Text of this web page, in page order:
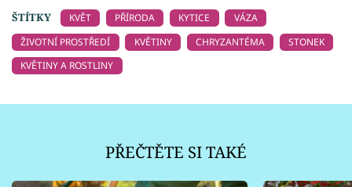
ŠTÍTKY
KVĚT PŘÍRODA KYTICE
VÁZA
ŽIVOTNÍ PROSTŘEDÍ
KVĚTINY CHRYZANTÉMA
STONEK
KVĚTINY A ROSTLINY
PŘEČTĚTE SI TAKÉ